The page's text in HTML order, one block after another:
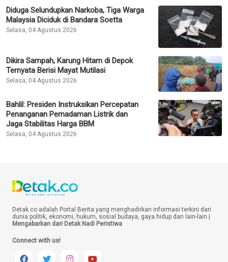
Diduga Selundupkan Narkoba, Tiga Warga
Malaysia Diciduk di Bandara Soetta
Selasa, 04 Agustus 2026
Dikira Sampah, Karung Hitam di Depok
Ternyata Berisi Mayat Mutilasi
Selasa, 04 Agustus 2026
Bahlil: Presiden Instruksikan Percepatan
Penanganan Pemadaman Listrik dan
Jaga Stabilitas Harga BBM
Selasa, 04 Agustus 2026
Detak.co adalah Portal Berita yang menghadirkan informasi terkini dari
dunia politik, ekonomi, hukum, sosial budaya, gaya hidup dan lain-lain |
Mengabarkan dari Detak Nadi Peristiwa
Connect with us!